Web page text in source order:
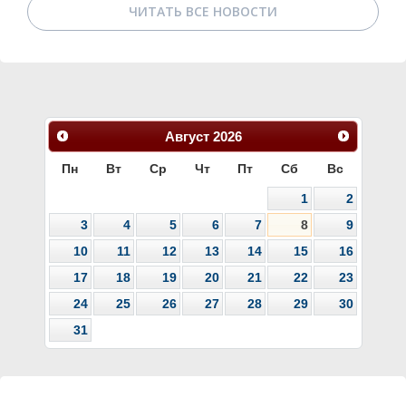
ЧИТАТЬ ВСЕ НОВОСТИ
Август 2026
Пн Вт Ср Чт Пт Сб Вс
1
2
3
4 5 6 7 8
9
10
11 12 13 14 15
16
17
18 19 20 21 22
23
24
25 26 27 28 29
30
31